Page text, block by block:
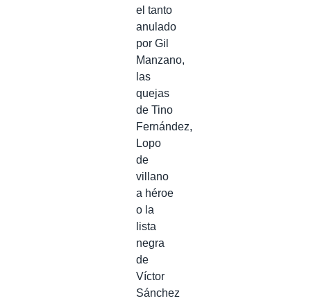
el tanto
anulado
por Gil
Manzano,
las
quejas
de Tino
Fernández,
Lopo
de
villano
a héroe
o la
lista
negra
de
Víctor
Sánchez